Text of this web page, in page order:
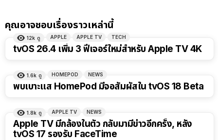
คุณอาจชอบเรื่องราวเหล่านี้
12k ดู APPLE APPLE TV TECH
tvOS 26.4 เพิ่ม 3 ฟีเจอร์ใหม่สำหรับ Apple TV 4K
1.6k ดู HOMEPOD NEWS
พบเบาะแส HomePod มีจอสัมผัสใน tvOS 18 Beta
1.8k ดู APPLE TV NEWS
Apple TV มีกล้องในตัว กลับมามีข่าวอีกครั้ง, หลัง
tvOS 17 รองรับ FaceTime